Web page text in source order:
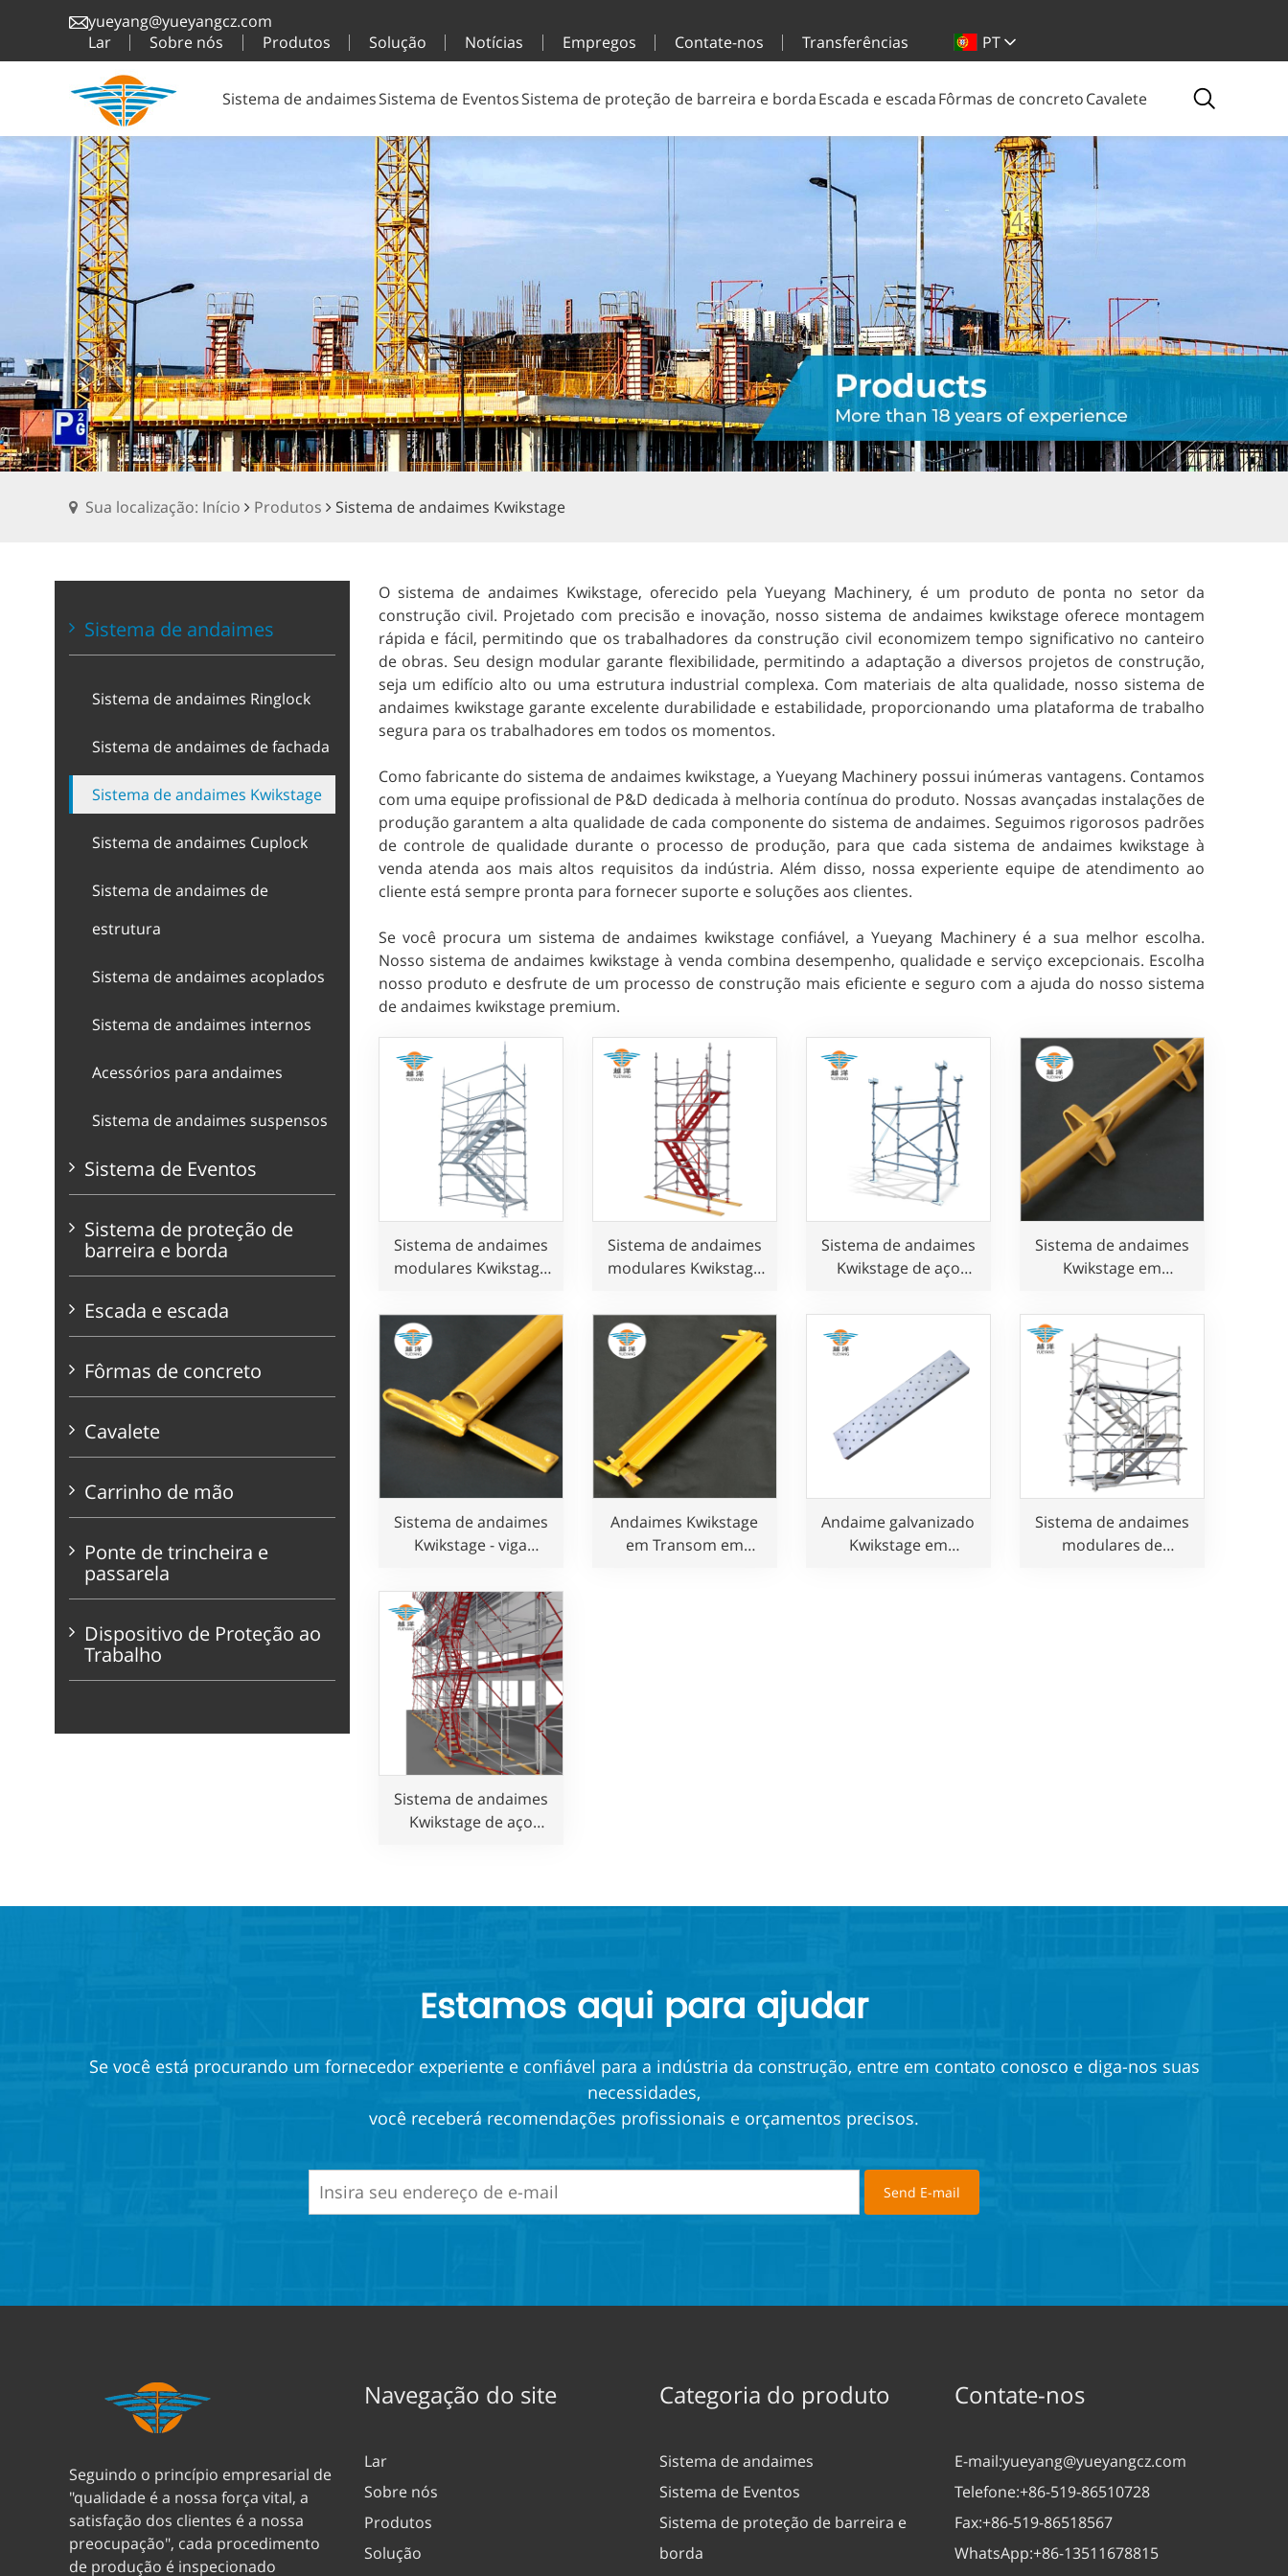
yueyang@yueyangcz.com
Lar
Sobre nós Produtos Solução Notícias Empregos Contate-nos Transferências PT
Sistema de andaimesSistema de EventosSistema de proteção de barreira e bordaEscada e escadaFôrmas de concretoCavalete
Sua localização: Início Produtos Sistema de andaimes Kwikstage
Sistema de andaimes
Sistema de andaimes Ringlock
Sistema de andaimes de fachada
Sistema de andaimes Kwikstage
Sistema de andaimes Cuplock
Sistema de andaimes de
estrutura
Sistema de andaimes acoplados
Sistema de andaimes internos
Acessórios para andaimes
Sistema de andaimes suspensos
Sistema de Eventos
Sistema de proteção de
barreira e borda
Escada e escada
Fôrmas de concreto
Cavalete
Carrinho de mão
Ponte de trincheira e
passarela
Dispositivo de Proteção ao
Trabalho
O sistema de andaimes Kwikstage, oferecido pela Yueyang Machinery, é um produto de ponta no setor da
construção civil. Projetado com precisão e inovação, nosso sistema de andaimes kwikstage oferece montagem
rápida e fácil, permitindo que os trabalhadores da construção civil economizem tempo significativo no canteiro
de obras. Seu design modular garante flexibilidade, permitindo a adaptação a diversos projetos de construção,
seja um edifício alto ou uma estrutura industrial complexa. Com materiais de alta qualidade, nosso sistema de
andaimes kwikstage garante excelente durabilidade e estabilidade, proporcionando uma plataforma de trabalho
segura para os trabalhadores em todos os momentos.
Como fabricante do sistema de andaimes kwikstage, a Yueyang Machinery possui inúmeras vantagens. Contamos
com uma equipe profissional de P&D dedicada à melhoria contínua do produto. Nossas avançadas instalações de
produção garantem a alta qualidade de cada componente do sistema de andaimes. Seguimos rigorosos padrões
de controle de qualidade durante o processo de produção, para que cada sistema de andaimes kwikstage à
venda atenda aos mais altos requisitos da indústria. Além disso, nossa experiente equipe de atendimento ao
cliente está sempre pronta para fornecer suporte e soluções aos clientes.
Se você procura um sistema de andaimes kwikstage confiável, a Yueyang Machinery é a sua melhor escolha.
Nosso sistema de andaimes kwikstage à venda combina desempenho, qualidade e serviço excepcionais. Escolha
nosso produto e desfrute de um processo de construção mais eficiente e seguro com a ajuda do nosso sistema
de andaimes kwikstage premium.
Sistema de andaimes
modulares Kwikstage
Sistema de andaimes
modulares Kwikstage
com o padrão
australiano para
obras de construção
Sistema de andaimes
Kwikstage de aço
Sistema de andaimes
Kwikstage em
padrão australiano
para obras de
construção
Sistema de andaimes
Kwikstage - viga
Andaimes Kwikstage
em Transom em
Andaime galvanizado
Kwikstage em
Sistema de andaimes
modulares de
Sistema de andaimes
Kwikstage de aço
Estamos aqui para ajudar
Se você está procurando um fornecedor experiente e confiável para a indústria da construção, entre em contato conosco e diga-nos suas
necessidades,
você receberá recomendações profissionais e orçamentos precisos.
Seguindo o princípio empresarial de
"qualidade é a nossa força vital, a
satisfação dos clientes é a nossa
preocupação", cada procedimento
de produção é inspecionado
Navegação do site
Lar
Sobre nós
Produtos
Solução
Categoria do produto
Sistema de andaimes
Sistema de Eventos
Sistema de proteção de barreira e
borda
Contate-nos
E-mail:yueyang@yueyangcz.com
Telefone:+86-519-86510728
Fax:+86-519-86518567
WhatsApp:+86-13511678815